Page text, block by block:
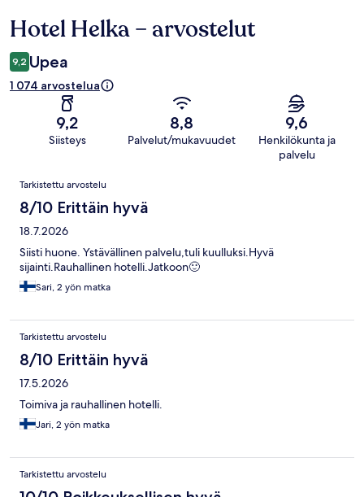
Arvostelut
Hotel Helka – arvostelut
9,2 Upea
1 074 arvostelua
9,2
Siisteys
8,8
Palvelut/mukavuudet
9,6
Henkilökunta ja
palvelu
Arvostelut
Tarkistettu arvostelu
8/10 Erittäin hyvä
18.7.2026
Siisti huone. Ystävällinen palvelu,tuli kuulluksi.Hyvä
sijainti.Rauhallinen hotelli.Jatkoon🙂
Sari, 2 yön matka
Tarkistettu arvostelu
8/10 Erittäin hyvä
17.5.2026
Toimiva ja rauhallinen hotelli.
Jari, 2 yön matka
Tarkistettu arvostelu